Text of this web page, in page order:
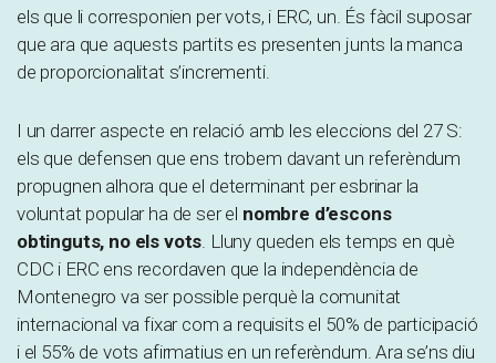
els que li corresponien per vots, i ERC, un. És fàcil suposar
que ara que aquests partits es presenten junts la manca
de proporcionalitat s’incrementi.
I un darrer aspecte en relació amb les eleccions del 27 S:
els que defensen que ens trobem davant un referèndum
propugnen alhora que el determinant per esbrinar la
voluntat popular ha de ser el nombre d’escons
obtinguts, no els vots . Lluny queden els temps en què
CDC i ERC ens recordaven que la independència de
Montenegro va ser possible perquè la comunitat
internacional va fixar com a requisits el 50% de participació
i el 55% de vots afirmatius en un referèndum. Ara se’ns diu